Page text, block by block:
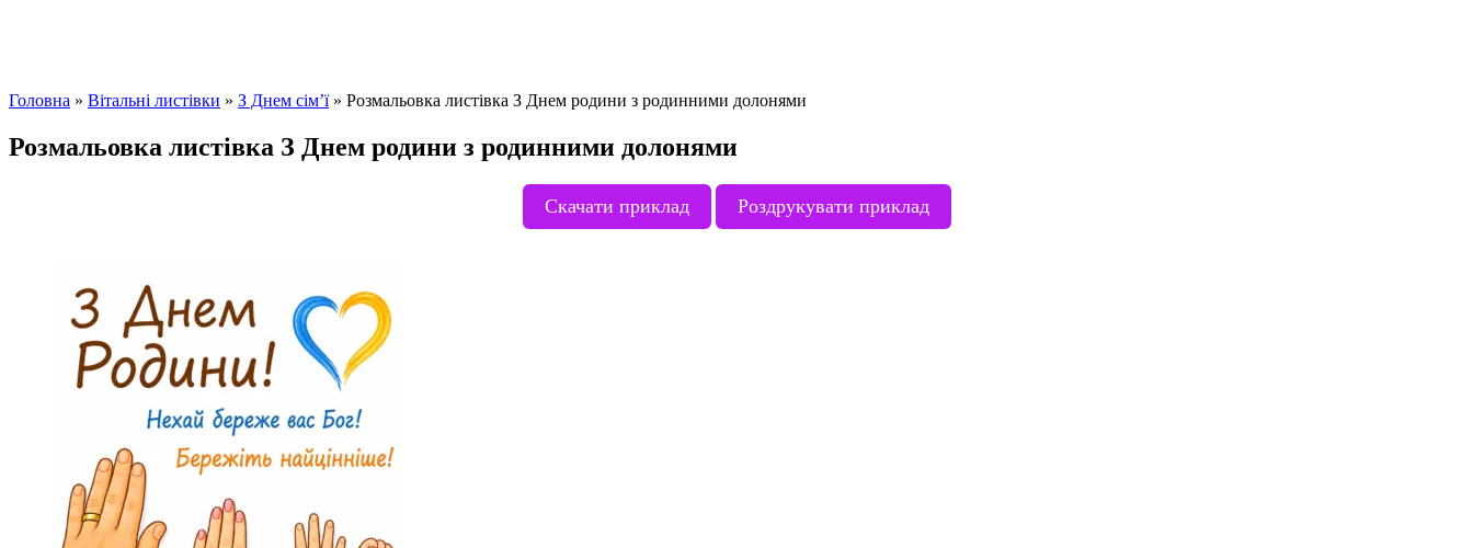
Головна » Вітальні листівки » З Днем сім’ї» Розмальовка листівка З Днем родини з родинними долонями
Розмальовка листівка З Днем родини з родинними долонями
Скачати приклад Роздрукувати приклад